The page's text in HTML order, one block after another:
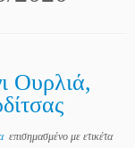
Ουρλιά,
επισημασμένο με ετικέτα